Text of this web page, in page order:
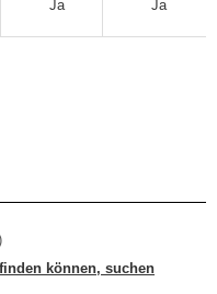
Ja Ja
können, suchen